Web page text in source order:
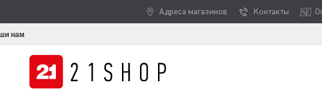
Адреса магазинов Контакты
нам